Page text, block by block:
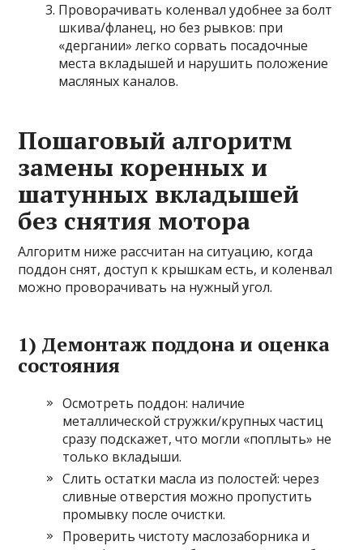
Проворачивать коленвал удобнее за болт
шкива/фланец, но без рывков: при
«дергании» легко сорвать посадочные
места вкладышей и нарушить положение
масляных каналов.
Пошаговый алгоритм
замены коренных и
шатунных вкладышей
без снятия мотора
Алгоритм ниже рассчитан на ситуацию, когда
поддон снят, доступ к крышкам есть, и коленвал
можно проворачивать на нужный угол.
1) Демонтаж поддона и оценка
состояния
Осмотреть поддон: наличие
металлической стружки/крупных частиц
сразу подскажет, что могли «поплыть» не
только вкладыши.
Слить остатки масла из полостей: через
сливные отверстия можно пропустить
промывку после очистки.
Проверить чистоту маслозаборника и